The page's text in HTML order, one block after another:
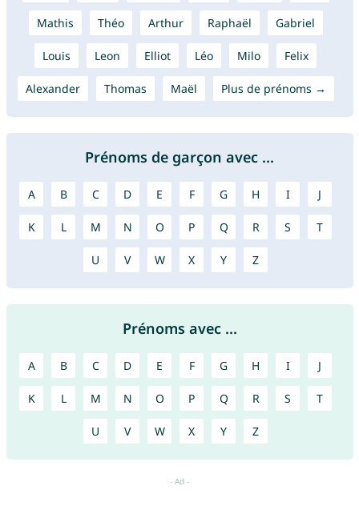
Mathis Théo Arthur Raphaël Gabriel
Louis Leon Elliot Léo Milo Felix
Alexander Thomas Maël Plus de prénoms →
Prénoms de garçon avec ...
A B C D E F G H I J
K L M N O P Q R S T
U V W X Y Z
Prénoms avec ...
A B C D E F G H I J
K L M N O P Q R S T
U V W X Y Z